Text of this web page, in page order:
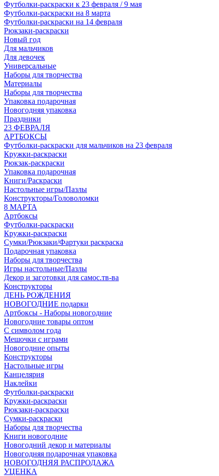
Футболки-раскраски к 23 февраля / 9 мая
Футболки-раскраски на 8 марта
Футболки-раскраски на 14 февраля
Рюкзаки-раскраски
Новый год
Для мальчиков
Для девочек
Универсальные
Наборы для творчества
Материалы
Наборы для творчества
Упаковка подарочная
Новогодняя упаковка
Праздники
23 ФЕВРАЛЯ
АРТБОКСЫ
Футболки-раскраски для мальчиков на 23 февраля
Кружки-раскраски
Рюкзак-раскраски
Упаковка подарочная
Книги/Раскраски
Настольные игры/Пазлы
Конструкторы/Головоломки
8 МАРТА
Артбоксы
Футболки-раскраски
Кружки-раскраски
Сумки/Рюкзаки/Фартуки раскраска
Подарочная упаковка
Наборы для творчества
Игры настольные/Пазлы
Декор и заготовки для самос.тв-ва
Конструкторы
ДЕНЬ РОЖДЕНИЯ
НОВОГОДНИЕ подарки
Артбоксы - Наборы новогодние
Новогодние товары оптом
С символом года
Мешочки с играми
Новогодние опыты
Конструкторы
Настольные игры
Канцелярия
Наклейки
Футболки-раскраски
Кружки-раскраски
Рюкзаки-раскраски
Сумки-раскраски
Наборы для творчества
Книги новогодние
Новогодний декор и материалы
Новогодняя подарочная упаковка
НОВОГОДНЯЯ РАСПРОДАЖА
УЦЕНКА